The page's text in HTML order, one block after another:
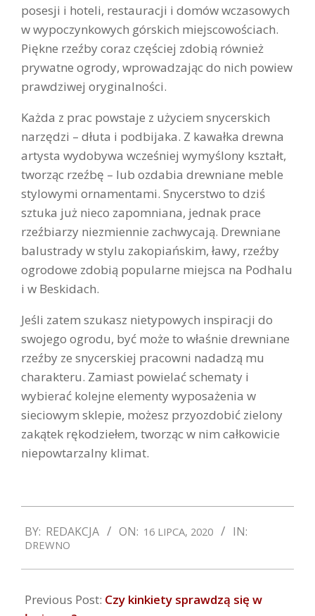
posesji i hoteli, restauracji i domów wczasowych
w wypoczynkowych górskich miejscowościach.
Piękne rzeźby coraz częściej zdobią również
prywatne ogrody, wprowadzając do nich powiew
prawdziwej oryginalności.
Każda z prac powstaje z użyciem snycerskich
narzędzi – dłuta i podbijaka. Z kawałka drewna
artysta wydobywa wcześniej wymyślony kształt,
tworząc rzeźbę – lub ozdabia drewniane meble
stylowymi ornamentami. Snycerstwo to dziś
sztuka już nieco zapomniana, jednak prace
rzeźbiarzy niezmiennie zachwycają. Drewniane
balustrady w stylu zakopiańskim, ławy, rzeźby
ogrodowe zdobią popularne miejsca na Podhalu
i w Beskidach.
Jeśli zatem szukasz nietypowych inspiracji do
swojego ogrodu, być może to właśnie drewniane
rzeźby ze snycerskiej pracowni nadadzą mu
charakteru. Zamiast powielać schematy i
wybierać kolejne elementy wyposażenia w
sieciowym sklepie, możesz przyozdobić zielony
zakątek rękodziełem, tworząc w nim całkowicie
niepowtarzalny klimat.
07-
16
BY: REDAKCJA ON: 16 LIPCA, 2020 IN:
DREWNO
Previous Post: Czy kinkiety sprawdzą się w